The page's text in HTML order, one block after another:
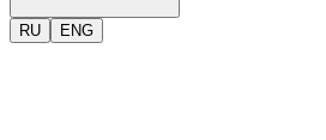
RU ENG